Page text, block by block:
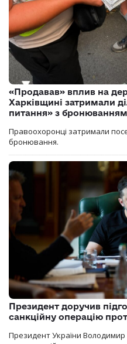
«Продавав» вплив на
Харківщині затримали
питання» з бронюванням
Правоохоронці затримали
бронювання.
Президент доручив
санкційну операцію
Президент України Володимир